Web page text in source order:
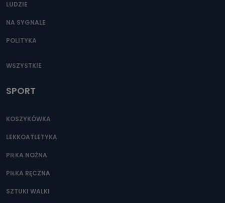
LUDZIE
NA SYGNALE
POLITYKA
WSZYSTKIE
SPORT
KOSZYKÓWKA
LEKKOATLETYKA
PIŁKA NOŻNA
PIŁKA RĘCZNA
SZTUKI WALKI